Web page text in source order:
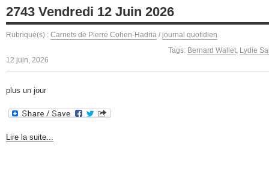
2743 Vendredi 12 Juin 2026
Rubrique(s) : Carnets de Pierre Cohen-Hadria / journal quotidien
Tags: Bernard Wallet, Lydie
12 juin, 2026
plus un jour
Lire la suite...